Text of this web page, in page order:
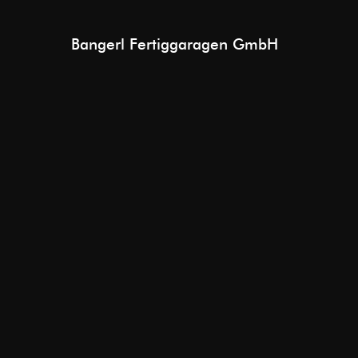
Bangerl Fertiggaragen GmbH